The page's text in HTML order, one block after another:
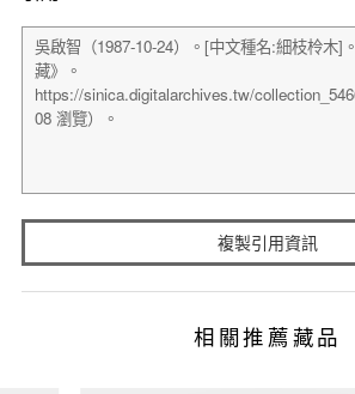
複製引用資訊
相關推薦藏品